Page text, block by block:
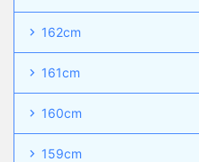
162cm
161cm
160cm
159cm